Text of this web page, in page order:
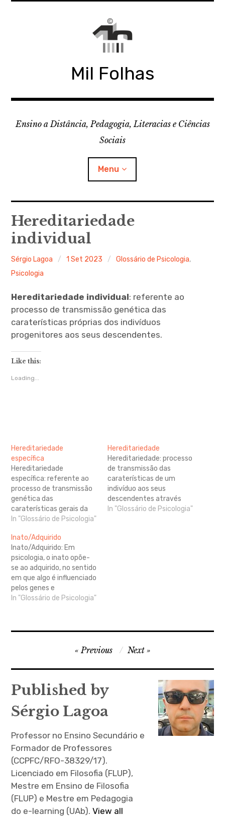
Mil Folhas
Ensino a Distância, Pedagogia, Literacias e Ciências
Sociais
Menu
CDD
Ferramentas Digitais
Blog
Psicologia – Biografias
Hereditariedade
individual
Sérgio Lagoa 1 Set 2023 Glossário de Psicologia,
Psicologia
Hereditariedade individual: referente ao
processo de transmissão genética das
caraterísticas próprias dos indivíduos
progenitores aos seus descendentes.
Like this:
Loading...
Hereditariedade
específica
Hereditariedade
específica: referente ao
processo de transmissão
genética das
caraterísticas gerais da
espécie.
In "Glossário de Psicologia"
Hereditariedade
Hereditariedade: processo
de transmissão das
caraterísticas de um
indivíduo aos seus
descendentes através
dos genes. As células
In "Glossário de Psicologia"
Inato/Adquirido
Inato/Adquirido: Em
psicologia, o inato opõe-
se ao adquirido, no sentido
em que algo é influenciado
pelos genes e
independente das
da espécie. Inato é aquilo
nascimento. Contudo,…
In "Glossário de Psicologia"
Navegação
de
artigos
Previous Next
Published by
Sérgio Lagoa
Professor no Ensino Secundário e
Formador de Professores
(CCPFC/RFO-38329/17).
Licenciado em Filosofia (FLUP),
Mestre em Ensino de Filosofia
(FLUP) e Mestre em Pedagogia
do e-learning (UAb).View all